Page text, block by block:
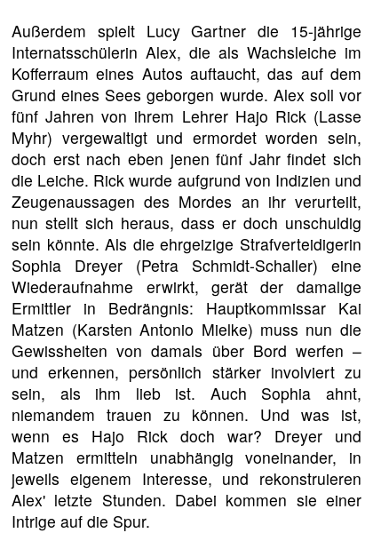
Außerdem spielt Lucy Gartner die 15-jährige
Internatsschülerin Alex, die als Wachsleiche im
Kofferraum eines Autos auftaucht, das auf dem
Grund eines Sees geborgen wurde. Alex soll vor
fünf Jahren von ihrem Lehrer Hajo Rick (Lasse
Myhr) vergewaltigt und ermordet worden sein,
doch erst nach eben jenen fünf Jahr findet sich
die Leiche. Rick wurde aufgrund von Indizien und
Zeugenaussagen des Mordes an ihr verurteilt,
nun stellt sich heraus, dass er doch unschuldig
sein könnte. Als die ehrgeizige Strafverteidigerin
Sophia Dreyer (Petra Schmidt-Schaller) eine
Wiederaufnahme erwirkt, gerät der damalige
Ermittler in Bedrängnis: Hauptkommissar Kai
Matzen (Karsten Antonio Mielke) muss nun die
Gewissheiten von damals über Bord werfen –
und erkennen, persönlich stärker involviert zu
sein, als ihm lieb ist. Auch Sophia ahnt,
niemandem trauen zu können. Und was ist,
wenn es Hajo Rick doch war? Dreyer und
Matzen ermitteln unabhängig voneinander, in
jeweils eigenem Interesse, und rekonstruieren
Alex' letzte Stunden. Dabei kommen sie einer
Intrige auf die Spur.